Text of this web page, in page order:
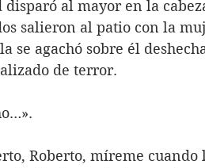
disparó al mayor en la
salieron al patio con la
se agachó sobre él
de terror.
Roberto, míreme